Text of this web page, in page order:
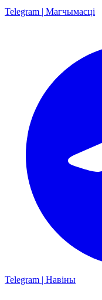
Telegram | Магчымасці
Telegram | Навіны